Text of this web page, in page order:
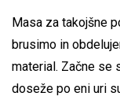
Masa za takojšne
brusimo in
material. Začne se
doseže po eni uri